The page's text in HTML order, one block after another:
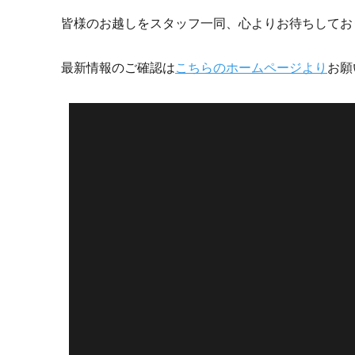
皆様のお越しをスタッフ一同、心よりお待ちしてお
最新情報のご確認はこちらのホームページより お願